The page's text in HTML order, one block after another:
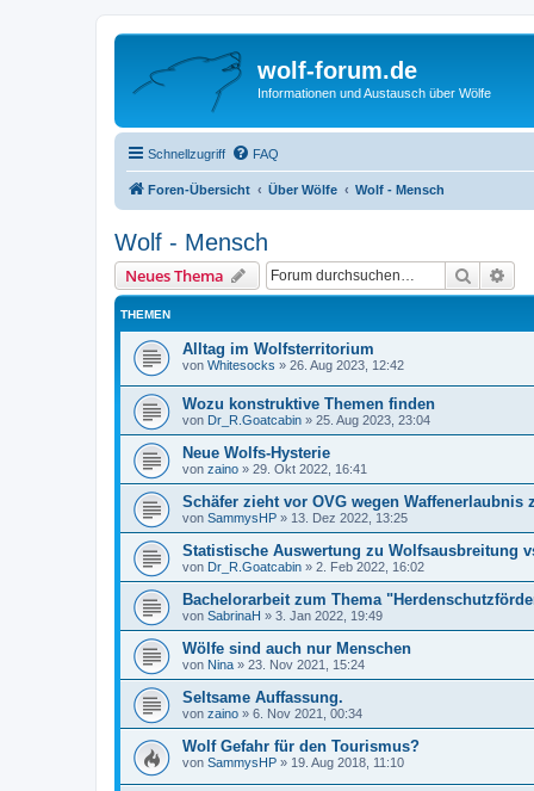
wolf-forum.de
Informationen und Austausch über Wölfe
Schnellzugriff FAQ
Foren-Übersicht Über Wölfe Wolf - Mensch
Wolf - Mensch
Neues Thema Suche
THEMEN
Alltag im Wolfsterritorium
von Whitesocks » 26. Aug 2023, 12:42
Wozu konstruktive Themen finden
von Dr_R.Goatcabin » 25. Aug 2023, 23:04
Neue Wolfs-Hysterie
von zaino » 29. Okt 2022, 16:41
Schäfer zieht vor OVG wegen Waffenerlaubnis
von SammysHP » 13. Dez 2022, 13:25
Statistische Auswertung zu Wolfsausbreitung
von Dr_R.Goatcabin » 2. Feb 2022, 16:02
Bachelorarbeit zum Thema
von SabrinaH » 3. Jan 2022, 19:49
Wölfe sind auch nur Menschen
von Nina » 23. Nov 2021, 15:24
Seltsame Auffassung.
von zaino » 6. Nov 2021, 00:34
Wolf Gefahr für den Tourismus?
von SammysHP » 19. Aug 2018, 11:10